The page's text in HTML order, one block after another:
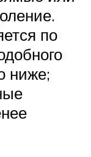
по
ниже;